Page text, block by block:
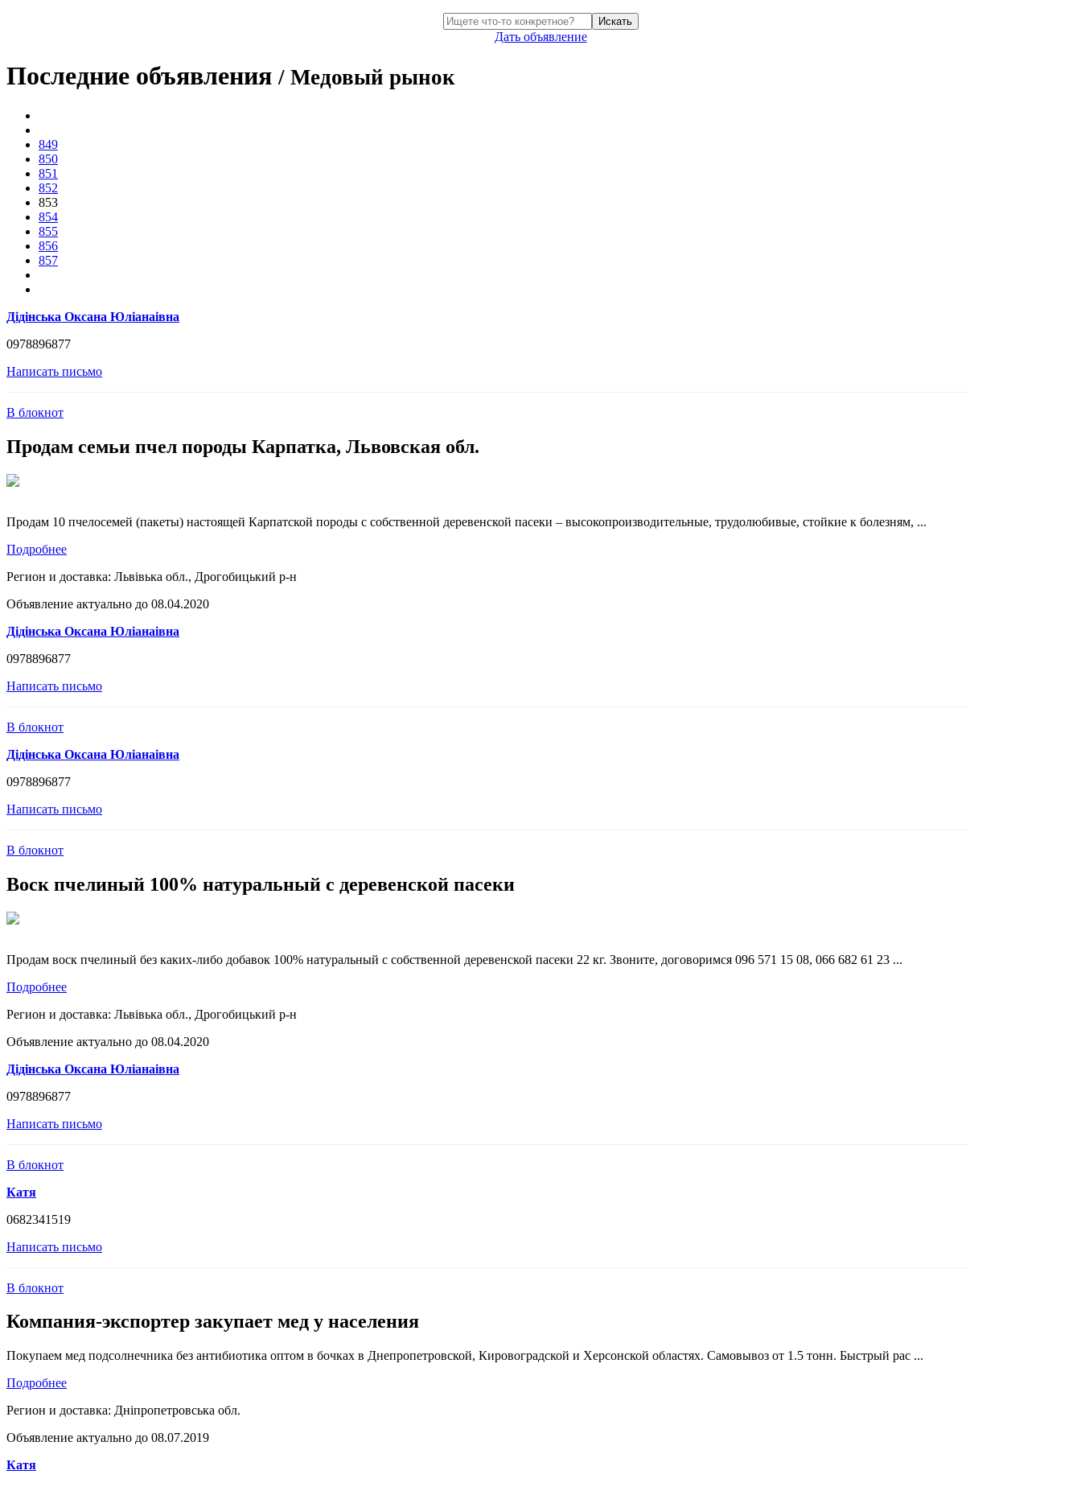
Искать
Дать объявление
Последние объявления/ Медовый рынок
849
850
851
852
853
854
855
856
857
Дідінська Оксана Юліанаівна
0978896877
Написать письмо
В блокнот
Продам семьи пчел породы Карпатка, Львовская обл.
Продам 10 пчелосемей (пакеты) настоящей Карпатской породы с собственной деревенской пасеки – высокопроизводительные, трудолюбивые, стойкие к болезням, ...
Подробнее
Регион и доставка: Львівька обл., Дрогобицький р-н
Объявление актуально до 08.04.2020
Дідінська Оксана Юліанаівна
0978896877
Написать письмо
В блокнот
Дідінська Оксана Юліанаівна
0978896877
Написать письмо
В блокнот
Воск пчелиный 100% натуральный с деревенской пасеки
Продам воск пчелиный без каких-либо добавок 100% натуральный с собственной деревенской пасеки 22 кг. Звоните, договоримся 096 571 15 08, 066 682 61 23 ...
Подробнее
Регион и доставка: Львівька обл., Дрогобицький р-н
Объявление актуально до 08.04.2020
Дідінська Оксана Юліанаівна
0978896877
Написать письмо
В блокнот
Катя
0682341519
Написать письмо
В блокнот
Компания-экспортер закупает мед у населения
Покупаем мед подсолнечника без антибиотика оптом в бочках в Днепропетровской, Кировоградской и Херсонской областях. Самовывоз от 1.5 тонн. Быстрый рас ...
Подробнее
Регион и доставка: Дніпропетровська обл.
Объявление актуально до 08.07.2019
Катя